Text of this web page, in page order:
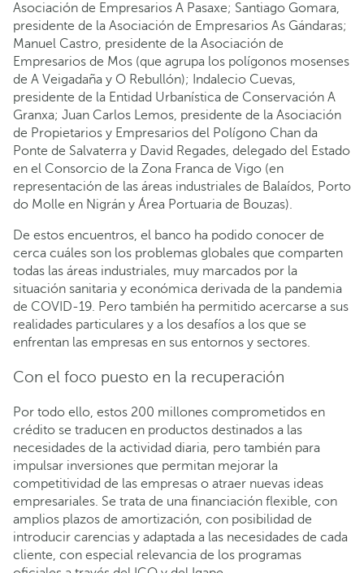
Asociación de Empresarios A Pasaxe; Santiago Gomara,
presidente de la Asociación de Empresarios As Gándaras;
Manuel Castro, presidente de la Asociación de
Empresarios de Mos (que agrupa los polígonos mosenses
de A Veigadaña y O Rebullón); Indalecio Cuevas,
presidente de la Entidad Urbanística de Conservación A
Granxa; Juan Carlos Lemos, presidente de la Asociación
de Propietarios y Empresarios del Polígono Chan da
Ponte de Salvaterra y David Regades, delegado del Estado
en el Consorcio de la Zona Franca de Vigo (en
representación de las áreas industriales de Balaídos, Porto
do Molle en Nigrán y Área Portuaria de Bouzas).
De estos encuentros, el banco ha podido conocer de
cerca cuáles son los problemas globales que comparten
todas las áreas industriales, muy marcados por la
situación sanitaria y económica derivada de la pandemia
de COVID-19. Pero también ha permitido acercarse a sus
realidades particulares y a los desafíos a los que se
enfrentan las empresas en sus entornos y sectores.
Con el foco puesto en la recuperación
Por todo ello, estos 200 millones comprometidos en
crédito se traducen en productos destinados a las
necesidades de la actividad diaria, pero también para
impulsar inversiones que permitan mejorar la
competitividad de las empresas o atraer nuevas ideas
empresariales. Se trata de una financiación flexible, con
amplios plazos de amortización, con posibilidad de
introducir carencias y adaptada a las necesidades de cada
cliente, con especial relevancia de los programas